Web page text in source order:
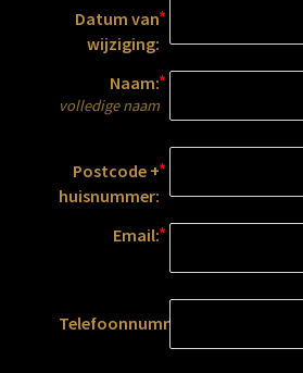
Datum van
wijziging:
Naam:
volledige naam
Postcode +
huisnummer:
Email:
Telefoonnummer: